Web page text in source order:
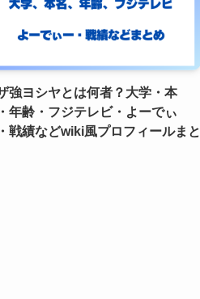
強ヨシヤとは何者？大学・本
年齢・フジテレビ・よーでぃ
戦績などwiki風プロフィールまと